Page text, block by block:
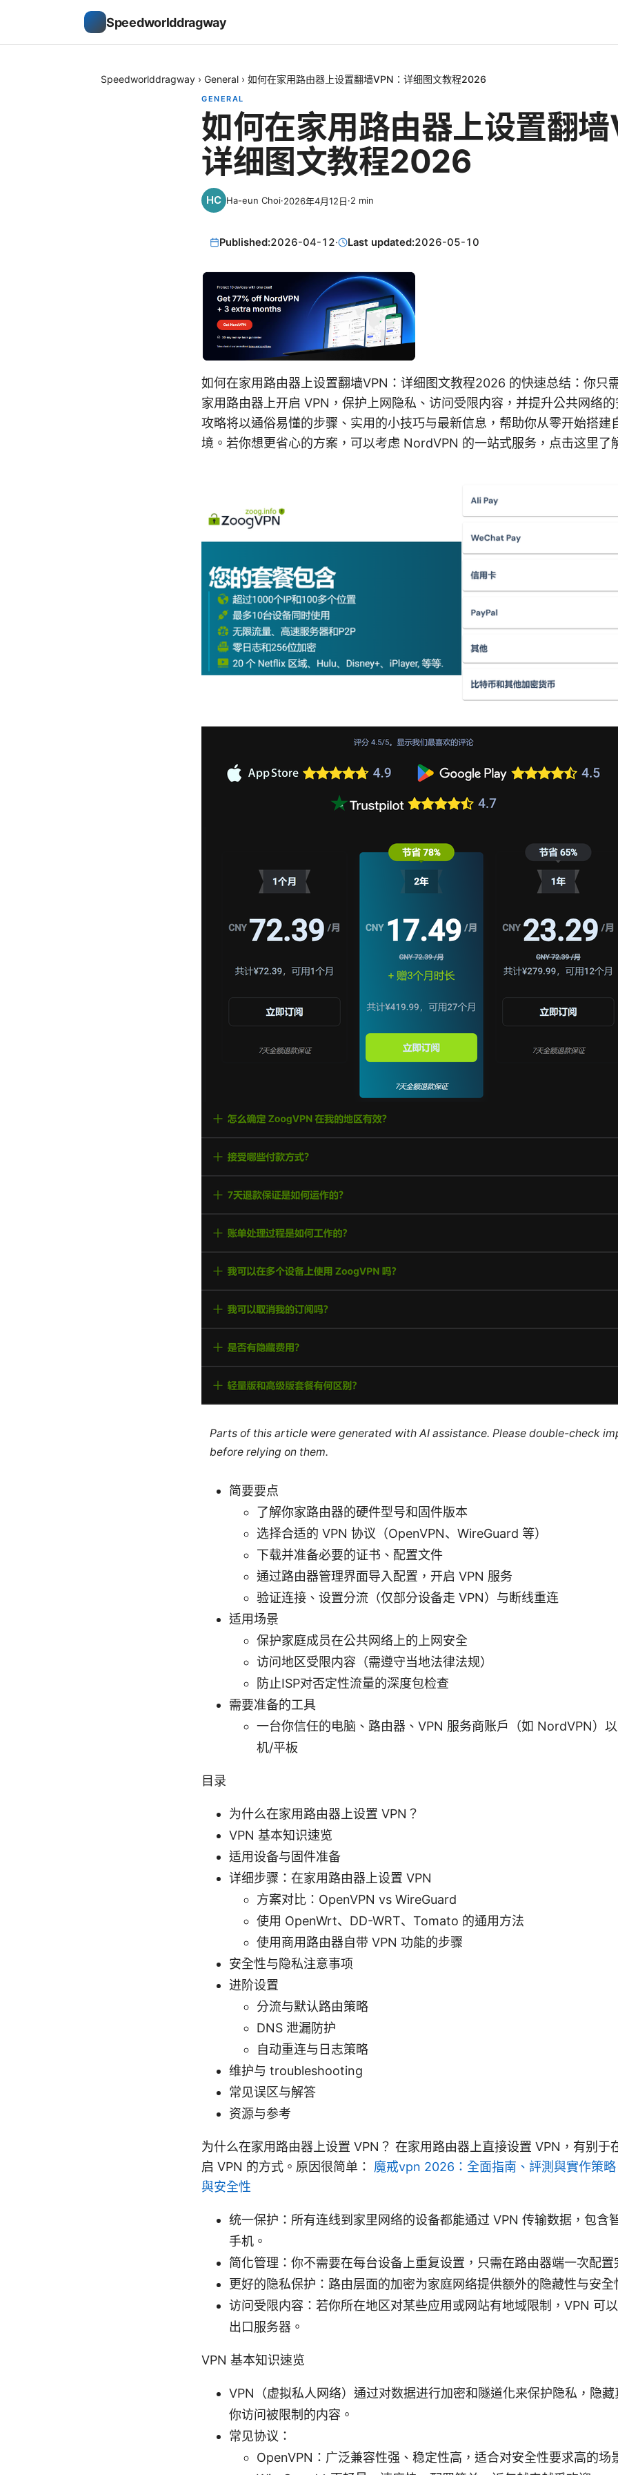
Speedworlddragway
Speedworlddragway › General › 如何在家用路由器上设置翻墙VPN：详细图文教程2026
GENERAL
如何在家用路由器上设置翻墙
详细图文教程2026
Ha-eun Choi·2026年4月12日·2 min
Published:2026-04-12· Last updated:2026-05-10
如何在家用路由器上设置翻墙VPN：详细图文教程2026 的快速总结：你只
家用路由器上开启 VPN，保护上网隐私、访问受限内容，并提升公共网络
攻略将以通俗易懂的步骤、实用的小技巧与最新信息，帮助你从零开始搭建
境。若你想更省心的方案，可以考虑 NordVPN 的一站式服务，点击这里了
Parts of this article were generated with AI assistance. Please double-check
before relying on them.
简要要点
了解你家路由器的硬件型号和固件版本
选择合适的 VPN 协议（OpenVPN、WireGuard 等）
下载并准备必要的证书、配置文件
通过路由器管理界面导入配置，开启 VPN 服务
验证连接、设置分流（仅部分设备走 VPN）与断线重连
适用场景
保护家庭成员在公共网络上的上网安全
访问地区受限内容（需遵守当地法律法规）
防止ISP对否定性流量的深度包检查
需要准备的工具
一台你信任的电脑、路由器、VPN 服务商账户（如 NordVPN）
机/平板
目录
为什么在家用路由器上设置 VPN？
VPN 基本知识速览
适用设备与固件准备
详细步骤：在家用路由器上设置 VPN
方案对比：OpenVPN vs WireGuard
使用 OpenWrt、DD-WRT、Tomato 的通用方法
使用商用路由器自带 VPN 功能的步骤
安全性与隐私注意事项
进阶设置
分流与默认路由策略
DNS 泄漏防护
自动重连与日志策略
维护与 troubleshooting
常见误区与解答
资源与参考
为什么在家用路由器上设置 VPN？ 在家用路由器上直接设置 VPN，有别于
启 VPN 的方式。原因很简单： 魔戒vpn 2026：全面指南、評測與實作策
與安全性
统一保护：所有连线到家里网络的设备都能通过 VPN 传输数据，包含
手机。
简化管理：你不需要在每台设备上重复设置，只需在路由器端一次配置
更好的隐私保护：路由层面的加密为家庭网络提供额外的隐藏性与安全
访问受限内容：若你所在地区对某些应用或网站有地域限制，VPN 可
出口服务器。
VPN 基本知识速览
VPN（虚拟私人网络）通过对数据进行加密和隧道化来保护隐私，隐
你访问被限制的内容。
常见协议：
OpenVPN：广泛兼容性强、稳定性高，适合对安全性要求高的场